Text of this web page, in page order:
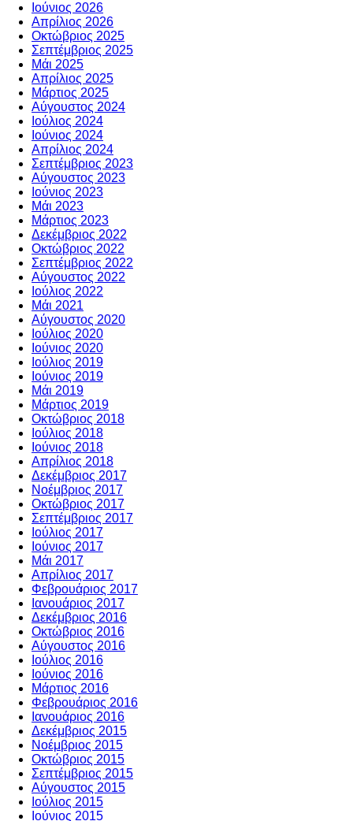
Ιούνιος 2026
Απρίλιος 2026
Οκτώβριος 2025
Σεπτέμβριος 2025
Μάι 2025
Απρίλιος 2025
Μάρτιος 2025
Αύγουστος 2024
Ιούλιος 2024
Ιούνιος 2024
Απρίλιος 2024
Σεπτέμβριος 2023
Αύγουστος 2023
Ιούνιος 2023
Μάι 2023
Μάρτιος 2023
Δεκέμβριος 2022
Οκτώβριος 2022
Σεπτέμβριος 2022
Αύγουστος 2022
Ιούλιος 2022
Μάι 2021
Αύγουστος 2020
Ιούλιος 2020
Ιούνιος 2020
Ιούλιος 2019
Ιούνιος 2019
Μάι 2019
Μάρτιος 2019
Οκτώβριος 2018
Ιούλιος 2018
Ιούνιος 2018
Απρίλιος 2018
Δεκέμβριος 2017
Νοέμβριος 2017
Οκτώβριος 2017
Σεπτέμβριος 2017
Ιούλιος 2017
Ιούνιος 2017
Μάι 2017
Απρίλιος 2017
Φεβρουάριος 2017
Ιανουάριος 2017
Δεκέμβριος 2016
Οκτώβριος 2016
Αύγουστος 2016
Ιούλιος 2016
Ιούνιος 2016
Μάρτιος 2016
Φεβρουάριος 2016
Ιανουάριος 2016
Δεκέμβριος 2015
Νοέμβριος 2015
Οκτώβριος 2015
Σεπτέμβριος 2015
Αύγουστος 2015
Ιούλιος 2015
Ιούνιος 2015